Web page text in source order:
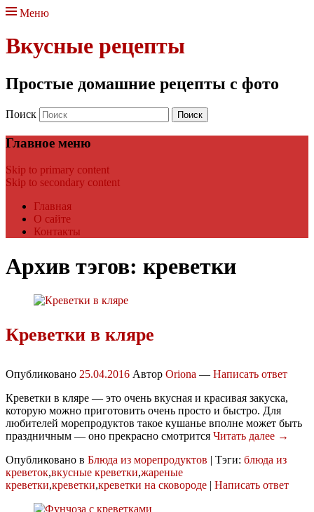
Меню
Вкусные рецепты
Простые домашние рецепты с фото
Поиск
Главное меню
Skip to primary content
Skip to secondary content
Главная
О сайте
Контакты
Архив тэгов: креветки
Креветки в кляре
Опубликовано 25.04.2016 Автор Oriona — Написать ответ
Креветки в кляре — это очень вкусная и красивая закуска,
которую можно приготовить очень просто и быстро. Для
любителей морепродуктов такое кушанье вполне может быть
праздничным — оно прекрасно смотрится Читать далее →
Опубликовано в Блюда из морепродуктов | Тэги: блюда из
креветок,вкусные креветки,жареные
креветки,креветки,креветки на сковороде | Написать ответ